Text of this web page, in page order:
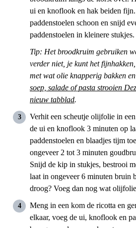
ui en knoflook en hak beiden
paddenstoelen schoon en snijd
paddenstoelen in kleinere stukjes.
Tip: Het broodkruim gebruiken we in dit recept
verder niet, je kunt het
met wat olie knapperig bakken
soep, salade of pasta strooien
nieuw tabblad.
Verhit een scheutje olijfolie in
de ui en knoflook 3 minuten op
paddenstoelen en blaadjes tijm
ongeveer 2 tot 3 minuten
Snijd de kip in stukjes, bestrooi
laat in ongeveer 6 minuten bruin
droog? Voeg dan nog wat
Meng in een kom de ricotta en
elkaar, voeg de ui, knoflook en